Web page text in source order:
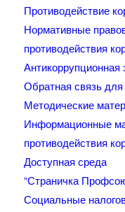
Противодействие
Нормативные
противодействия
Антикоррупционная
Обратная связь
Методические
Информационные
противодействия
Доступная среда
“Страничка
Социальные